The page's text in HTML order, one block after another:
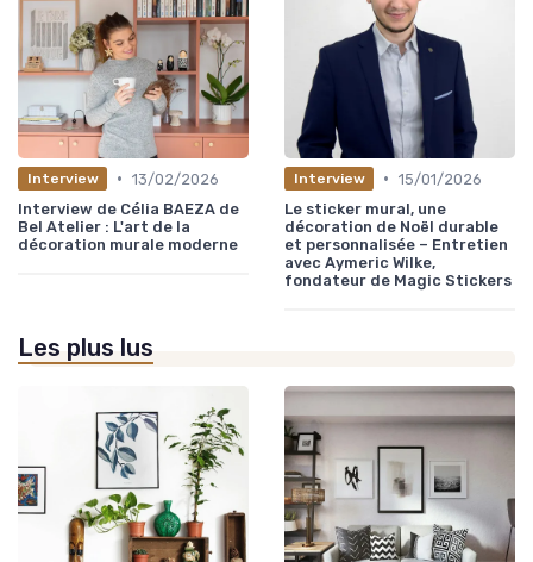
Interview • 13/02/2026
Interview de Célia BAEZA de
Bel Atelier : L'art de la
décoration murale moderne
Interview • 15/01/2026
Le sticker mural, une
décoration de Noël durable
et personnalisée – Entretien
avec Aymeric Wilke,
fondateur de Magic Stickers
Les plus lus